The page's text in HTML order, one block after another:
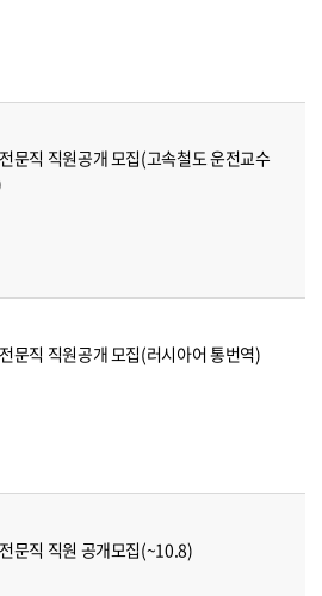
문직 직원공개 모집(고속철도 운전교수
문직 직원공개 모집(러시아어 통번역)
문직 직원 공개모집(~10.8)